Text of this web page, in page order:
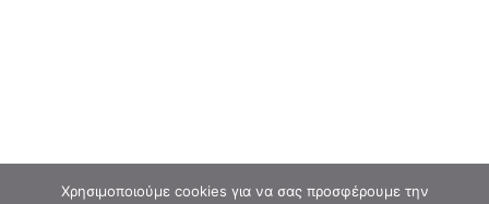
Χρησιμοποιούμε cookies για να σας προσφέρουμε την